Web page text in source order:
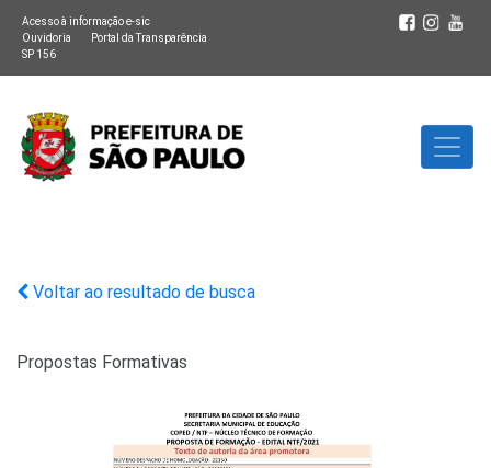
Acesso à informação e-sic
Ouvidoria
Portal da Transparência
SP 156
Voltar ao resultado de busca
Propostas Formativas